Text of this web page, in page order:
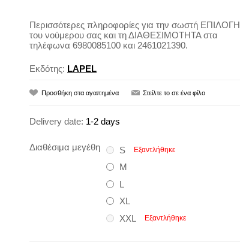
Περισσότερες πληροφορίες για την σωστή ΕΠΙΛΟΓΗ
του νούμερου σας και τη ΔΙΑΘΕΣΙΜΟΤΗΤΑ στα
τηλέφωνα 6980085100 και 2461021390.
Εκδότης: LAPEL
Delivery date: 1-2 days
Διαθέσιμα μεγέθη S Εξαντλήθηκε
M
L
XL
XXL
Εξαντλήθηκε